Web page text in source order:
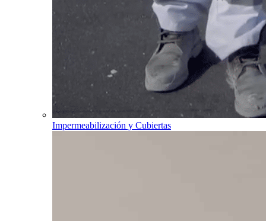
Impermeabilización y Cubiertas